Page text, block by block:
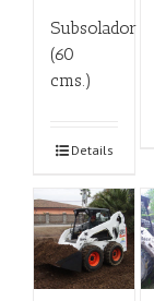
Subsolador
(60
cms.)
Details